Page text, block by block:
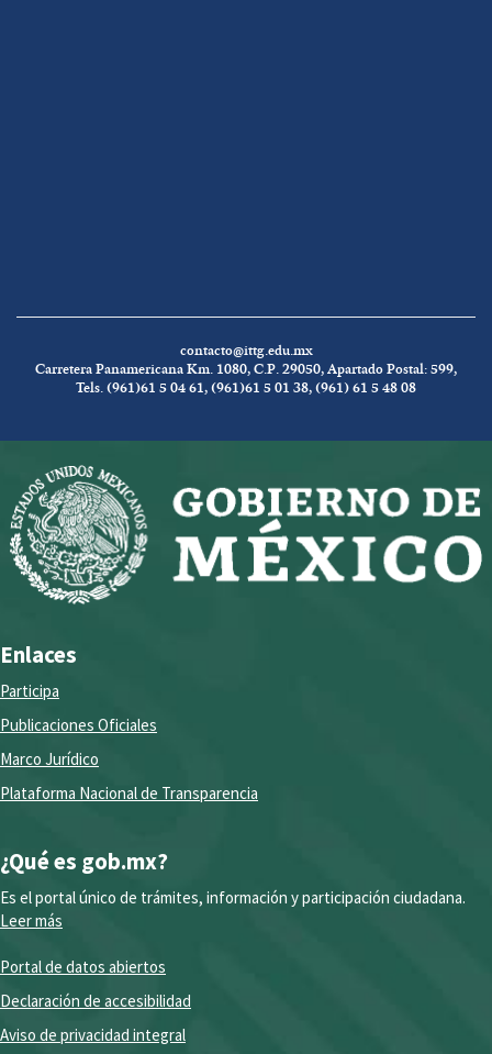
contacto@ittg.edu.mx
Carretera Panamericana Km. 1080, C.P. 29050, Apartado Postal: 599,
Tels. (961)61 5 04 61, (961)61 5 01 38, (961) 61 5 48 08
Enlaces
Participa
Publicaciones Oficiales
Marco Jurídico
Plataforma Nacional de Transparencia
¿Qué es gob.mx?
Es el portal único de trámites, información y participación ciudadana.
Leer más
Portal de datos abiertos
Declaración de accesibilidad
Aviso de privacidad integral